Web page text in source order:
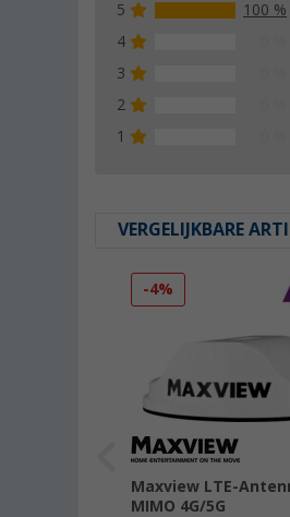
5
100 %
4
3
2
1
VERGELIJKBARE
-4%
Maxview LTE-
MIMO 4G/5G